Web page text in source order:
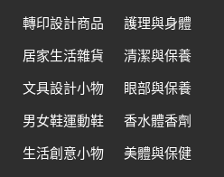
轉印設計商品
居家生活雜貨
文具設計小物
男女鞋運動鞋
生活創意小物
護理與身體
清潔與保養
眼部與保養
香水體香劑
美體與保健